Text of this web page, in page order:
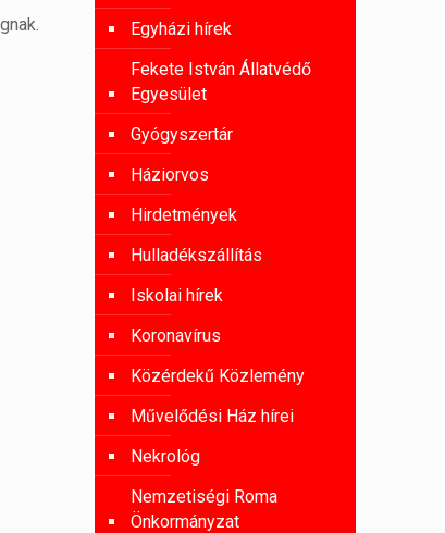
Egyházi hírek
Fekete István Állatvédő
Egyesület
Gyógyszertár
Háziorvos
Hirdetmények
Hulladékszállítás
Iskolai hírek
Koronavírus
Közérdekű Közlemény
Művelődési Ház hírei
Nekrológ
Nemzetiségi Roma
Önkormányzat